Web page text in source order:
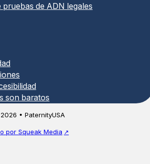
de ADN legales
son baratos
• PaternityUSA
por Squeak Media